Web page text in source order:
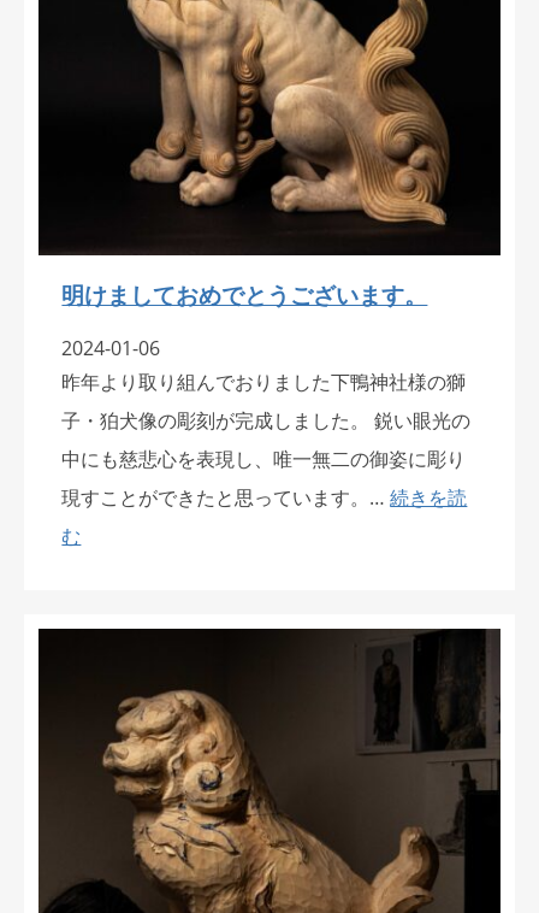
明けましておめでとうございます。
2024-01-06
昨年より取り組んでおりました下鴨神社様の獅
子・狛犬像の彫刻が完成しました。 鋭い眼光の
中にも慈悲心を表現し、唯一無二の御姿に彫り
現すことができたと思っています。…続きを読
む